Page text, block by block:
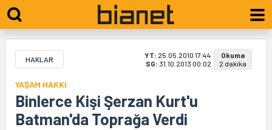
HAKLAR YT: 25.05.2010 17:44
SG: 31.10.2013 00:02
Okuma
2 dakika
YAŞAM HAKKI
Binlerce Kişi Şerzan Kurt'u
Batman'da Toprağa Verdi